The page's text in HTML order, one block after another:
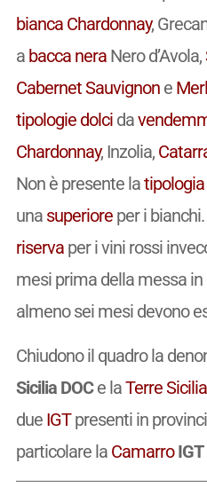
bianca Chardonnay,
a bacca neraNero d’Avola,
Cabernet Sauvignone
tipologie dolcida
Chardonnay, Inzolia,
Non è presente latipologia
una superioreper i
riservaper i vini rossi
mesi prima della messa
almeno sei mesi devono
Chiudono il quadro la
Sicilia DOCe laTerre
due IGTpresenti in
particolare la CamarroIGT